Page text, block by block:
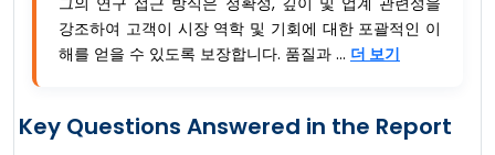
강조하여 고객이 시장 역학 및 기회에 대한 포괄적인 이
해를 얻을 수 있도록 보장합니다. 품질과 ... 더 보기
Key Questions Answered in the Report